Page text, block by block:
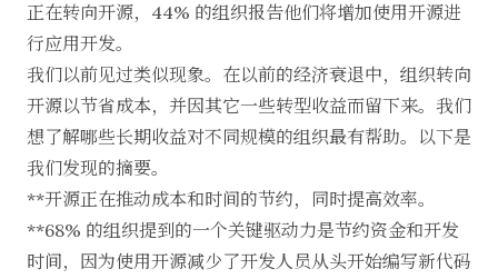
正在转向开源，44% 的组织报告他们将增加使用开源进
行应用开发。
我们以前见过类似现象。在以前的经济衰退中，组织转向
开源以节省成本，并因其它一些转型收益而留下来。我们
想了解哪些长期收益对不同规模的组织最有帮助。以下是
我们发现的摘要。
**开源正在推动成本和时间的节约，同时提高效率。
**68% 的组织提到的一个关键驱动力是节约资金和开发
时间，因为使用开源减少了开发人员从头开始编写新代码